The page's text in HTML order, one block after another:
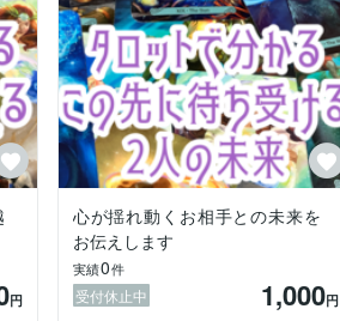
円
心が揺れ動くお相手との未来を
お伝えします
実績0件
受付休止中 1,000円